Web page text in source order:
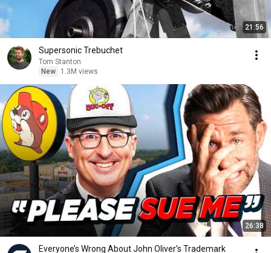
21:56
Supersonic Trebuchet
Tom Stanton
New
1.3M views
26:38
Everyone’s Wrong About John Oliver’s Trademark